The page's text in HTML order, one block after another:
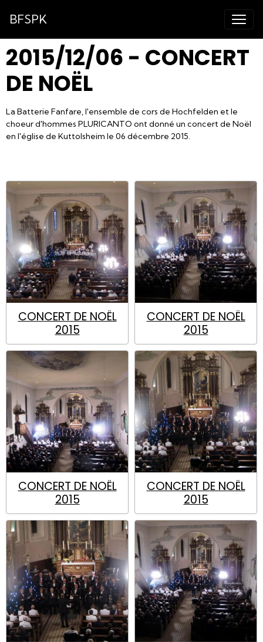
BFSPK
2015/12/06 - CONCERT
DE NOËL
La Batterie Fanfare, l'ensemble de cors de Hochfelden et le
choeur d'hommes PLURICANTO ont donné un concert de Noël
en l'église de Kuttolsheim le 06 décembre 2015.
CONCERT DE NOËL
2015
CONCERT DE NOËL
2015
CONCERT DE NOËL
2015
CONCERT DE NOËL
2015